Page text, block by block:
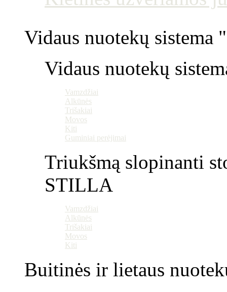
Vidaus nuotekų
Vidaus nuotekų
Vamzdžiai
Alkūnės
Trišakiai
Movos
Kiti
Guminiai perėjimai
Triukšmą slopinanti
STILLA
Vamzdžiai
Alkūnės
Trišakiai
Movos
Kiti
Buitinės ir lietaus